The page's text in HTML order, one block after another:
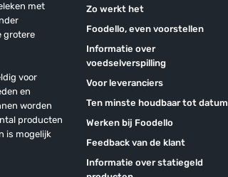
met
grotere
voor
en
worden
producten
is mogelijk
Zo werkt het
Foodello, even voorstellen
Informatie over
voedselverspilling
Voor leveranciers
Ten minste houdbaar tot datum
Werken bij Foodello
Feedback van de klant
Informatie over statiegeld